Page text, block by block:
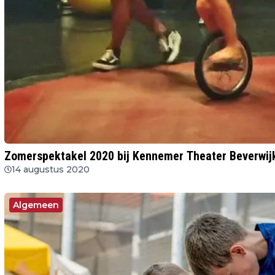
Zomerspektakel 2020 bij Kennemer Theater
14 augustus 2020
Algemeen